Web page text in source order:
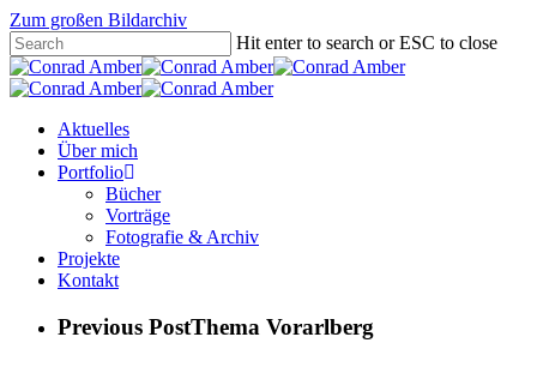
Zum großen Bildarchiv
Hit enter to search or ESC to close
Aktuelles
Über mich
Portfolio
Bücher
Vorträge
Fotografie & Archiv
Projekte
Kontakt
Previous PostThema Vorarlberg